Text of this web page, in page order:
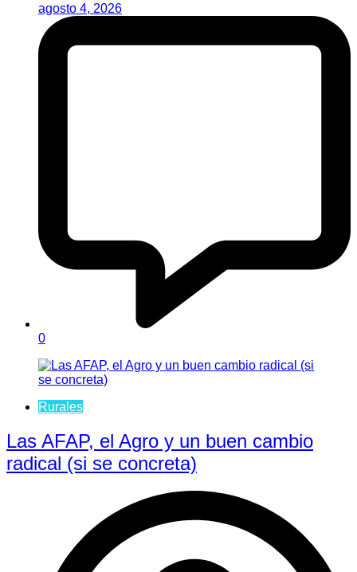
agosto 4, 2026
0
Rurales
Las AFAP, el Agro y un buen cambio
radical (si se concreta)